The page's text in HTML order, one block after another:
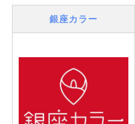
銀座カラー